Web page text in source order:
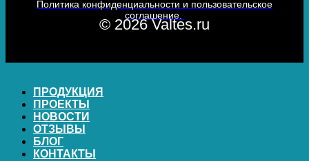
Политика конфиденциальности и пользовательское
соглашение.
© 2026 Valtes.ru
ПРОДУКЦИЯ
ПРОЕКТЫ
НОВОСТИ
ОТЗЫВЫ
БЛОГ
КОНТАКТЫ